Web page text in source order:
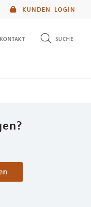
KUNDEN-LOGIN
kontakt suche
durchsuchen